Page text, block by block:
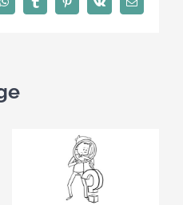
WhatsAppTumblrPinterest
Vk
E-
Mail